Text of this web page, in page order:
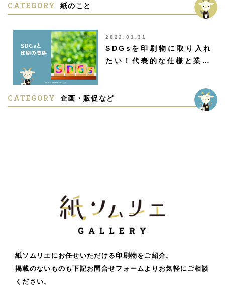
CATEGORY 紙のこと
2022.01.31
SDGsを印刷物に取り入れ
たい！代表的な仕様と業…
CATEGORY 企画・販促など
紙ソムリエにお任せいただける印刷物をご紹介。
掲載のないものも下記お問合せフォームよりお気軽にご相談
ください。